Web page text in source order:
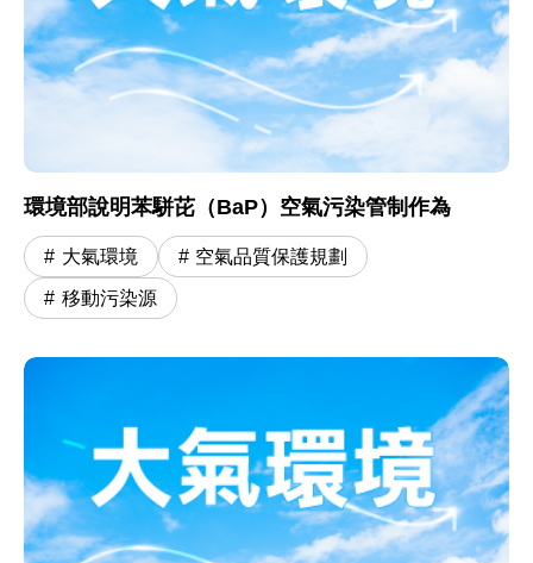
環境部說明苯駢芘（BaP）空氣污染管制作為
大氣環境 空氣品質保護規劃
移動污染源